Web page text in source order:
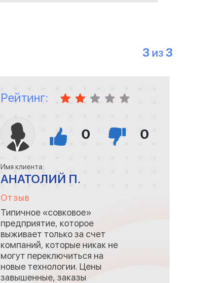
3 ИЗ 3
Рейтинг:
0 0
Имя клиента:
АНАТОЛИЙ П.
Отзыв
Типичное «совковое»
предприятие, которое
выживает только за счет
компаний, которые никак не
могут переключиться на
новые технологии. Цены
завышенные, заказы